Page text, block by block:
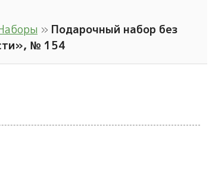
» Подарочный набор без
№ 154